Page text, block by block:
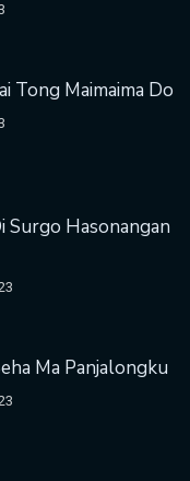
Tong Maimaima Do
Surgo Hasonangan
Ma Panjalongku